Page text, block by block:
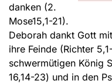
danken (2.
Mose15,1-21).
Deborah dankt Gott
ihre Feinde (Richter
schwermütigen König
16,14-23) und in den